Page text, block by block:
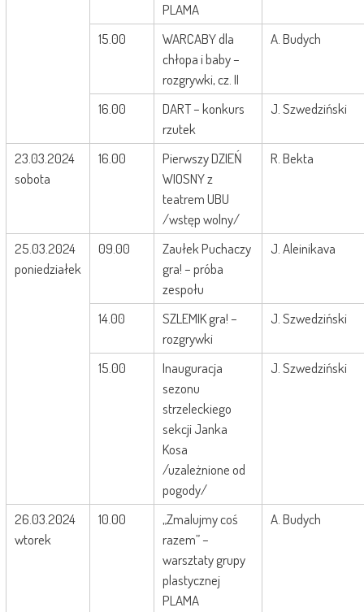
PLAMA
15.00
WARCABY dla
chłopa i baby –
rozgrywki, cz. II
A. Budych
16.00
DART – konkurs
rzutek
J. Szwedziński
23.03.2024
sobota
16.00
Pierwszy DZIEŃ
WIOSNY z
teatrem UBU
/wstęp wolny/
R. Bekta
25.03.2024
poniedziałek
09.00
Zaułek Puchaczy
gra! – próba
zespołu
J. Aleinikava
14.00
SZLEMIK gra! –
rozgrywki
J. Szwedziński
15.00
Inauguracja
sezonu
strzeleckiego
sekcji Janka
Kosa
/uzależnione od
pogody/
J. Szwedziński
26.03.2024
wtorek
10.00
„Zmalujmy coś
razem” –
warsztaty grupy
plastycznej
PLAMA
A. Budych